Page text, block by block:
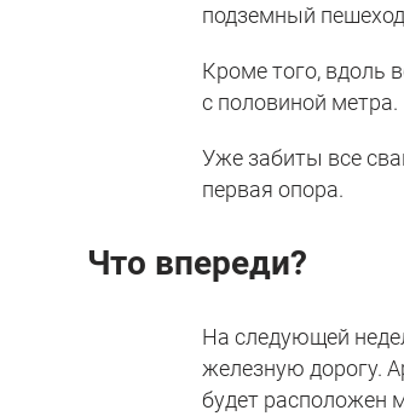
подземный
Кроме того, вдоль
с половиной метра.
Уже забиты все
первая опора.
Что впереди?
На следующей
железную дорогу.
будет расположен